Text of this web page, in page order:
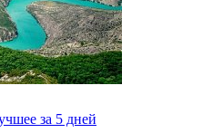
за 5 дней